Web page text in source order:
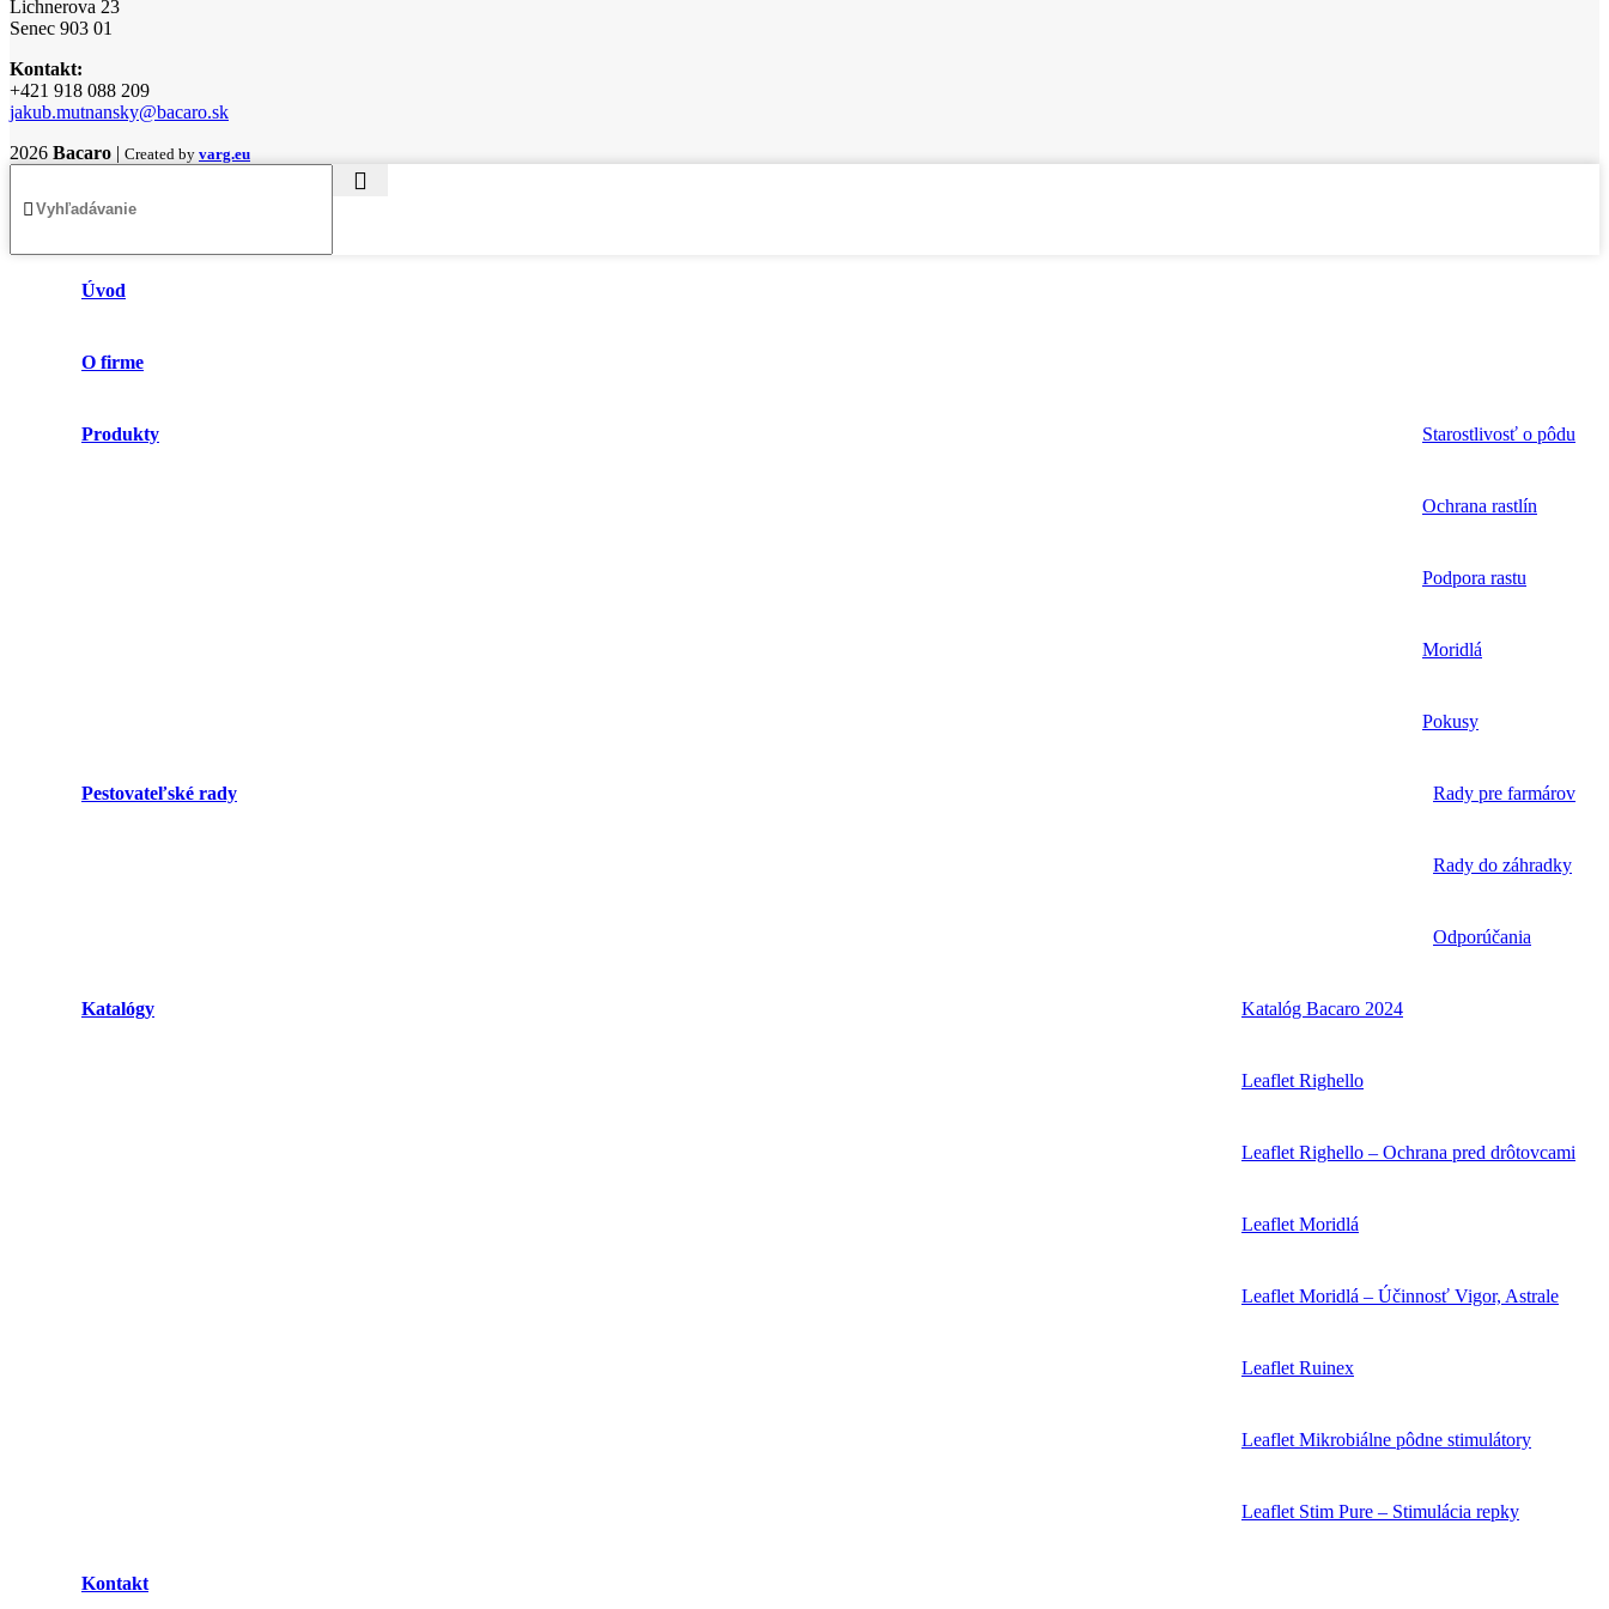
Lichnerova 23
Senec 903 01
Kontakt:
+421 918 088 209
jakub.mutnansky@bacaro.sk
2026 Bacaro | Created by varg.eu
Úvod
O firme
Produkty Starostlivosť o pôdu
Ochrana rastlín
Podpora rastu
Moridlá
Pokusy
Pestovateľské rady Rady pre farmárov
Rady do záhradky
Odporúčania
Katalógy Katalóg Bacaro 2024
Leaflet Righello
Leaflet Righello – Ochrana pred drôtovcami
Leaflet Moridlá
Leaflet Moridlá – Účinnosť Vigor, Astrale
Leaflet Ruinex
Leaflet Mikrobiálne pôdne stimulátory
Leaflet Stim Pure – Stimulácia repky
Kontakt